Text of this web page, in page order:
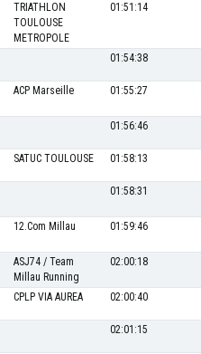
TRIATHLON
TOULOUSE
METROPOLE
01:51:14
01:54:38
ACP Marseille 01:55:27
01:56:46
SATUC TOULOUSE 01:58:13
01:58:31
12.Com Millau 01:59:46
ASJ74 / Team
Millau Running
02:00:18
CPLP VIA AUREA 02:00:40
02:01:15